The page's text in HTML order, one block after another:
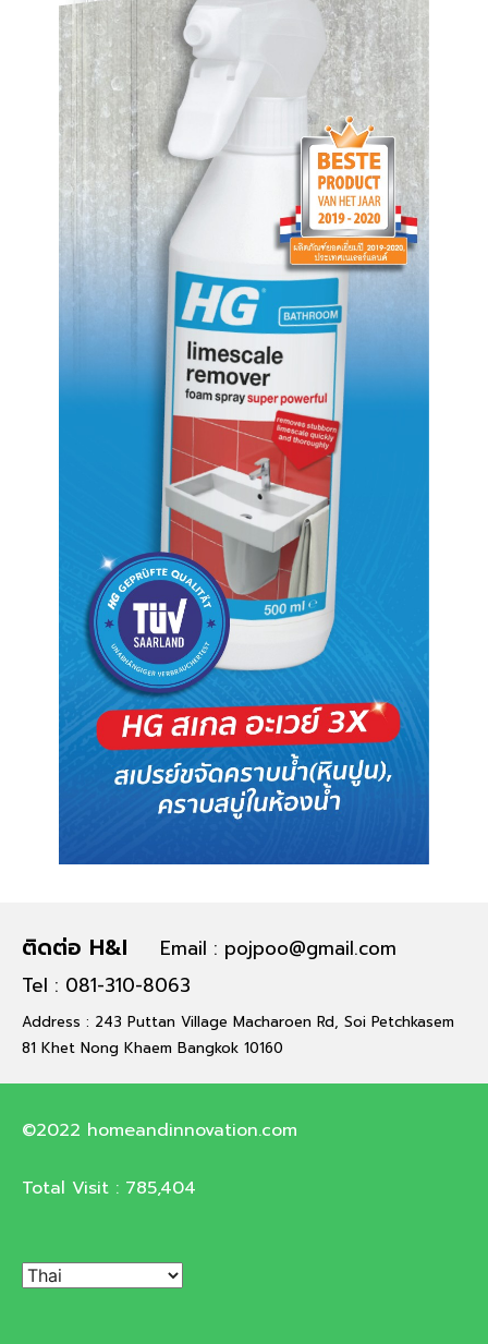
ติดต่อ H&I
Email : pojpoo@gmail.com
Tel : 081-310-8063
Address : 243 Puttan Village Macharoen Rd, Soi Petchkasem
81 Khet Nong Khaem Bangkok 10160
©2022 homeandinnovation.com
Total Visit : 785,404